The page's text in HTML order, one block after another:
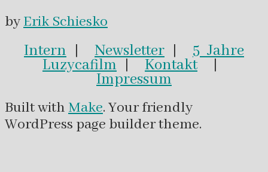
byErik Schiesko
Intern | Newsletter | 5 Jahre
Luzycafilm | Kontakt|
Impressum
Built withMake. Your friendly
WordPress page builder theme.